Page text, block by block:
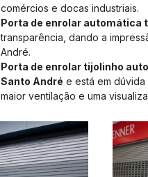
comércios e docas industriais.
Porta de enrolar automática
transparência, dando a
André.
Porta de enrolar tijolinho
Santo André e está em
maior ventilação e uma